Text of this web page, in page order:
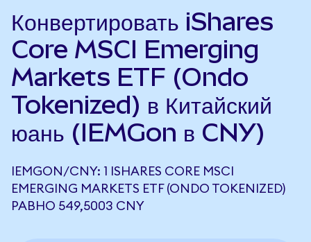
Конвертировать iShares
Core MSCI Emerging
Markets ETF (Ondo
Tokenized) в Китайский
юань (IEMGon в CNY)
IEMGON/CNY: 1 ISHARES CORE MSCI
EMERGING MARKETS ETF (ONDO TOKENIZED)
РАВНО 549,5003 CNY